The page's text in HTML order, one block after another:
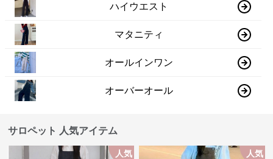
ハイウエスト
マタニティ
オールインワン
オーバーオール
サロペット 人気アイテム
人気 人気